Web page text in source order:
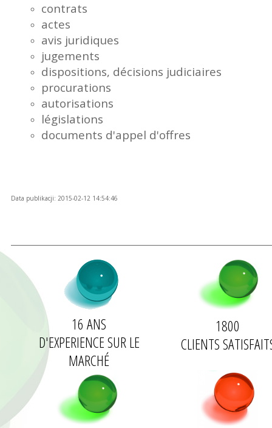
contrats
actes
avis juridiques
jugements
dispositions, décisions judiciaires
procurations
autorisations
législations
documents d'appel d'offres
Data publikacji: 2015-02-12 14:54:46
16 ANS
D'EXPERIENCESUR LE
MARCHÉ
1800
CLIENTSSATISFAIT